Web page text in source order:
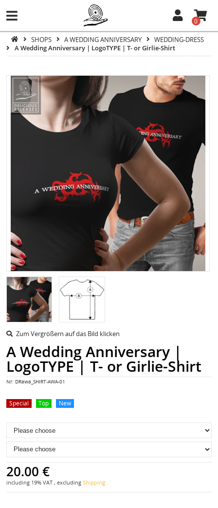
0
SHOPS A WEDDING ANNIVERSARY
WEDDING-DRESS
A Wedding Anniversary | LogoTYPE | T- or Girlie-Shirt
Zum Vergrößern auf das Bild klicken
A Wedding Anniversary |
LogoTYPE | T- or Girlie-Shirt
Nr: DRawa_SHIRT-AWA-01
Special Top New
20.00 €
including 19% VAT , excluding Shipping